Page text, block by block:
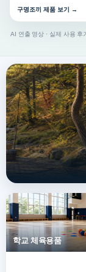
구명조끼 제품 보기 →
AI 연출 영상 · 실제 사용 후